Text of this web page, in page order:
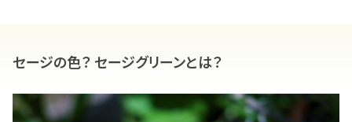
セージの色？ セージグリーンとは？